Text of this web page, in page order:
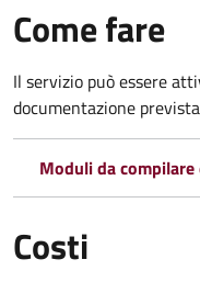
Come fare
Il servizio può essere
documentazione
Moduli da
Costi